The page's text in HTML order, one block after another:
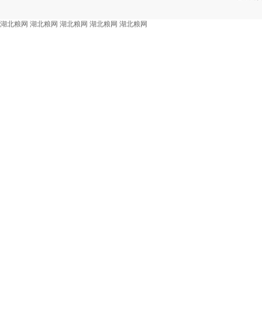
湖北粮网 湖北粮网 湖北粮网 湖北粮网 湖北粮网